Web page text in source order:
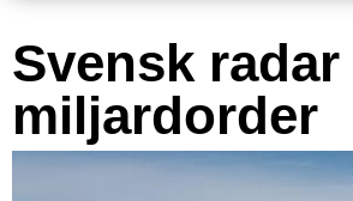
Svensk
miljardorder